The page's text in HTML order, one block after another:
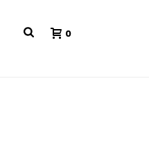
0